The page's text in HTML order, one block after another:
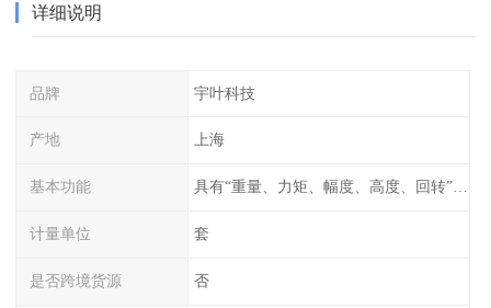
详细说明
品牌 宇叶科技
产地 上海
基本功能 具有“重量、力矩、幅度、高度、回转”等参数的显示、记录、报警功
计量单位 套
是否跨境货源 否